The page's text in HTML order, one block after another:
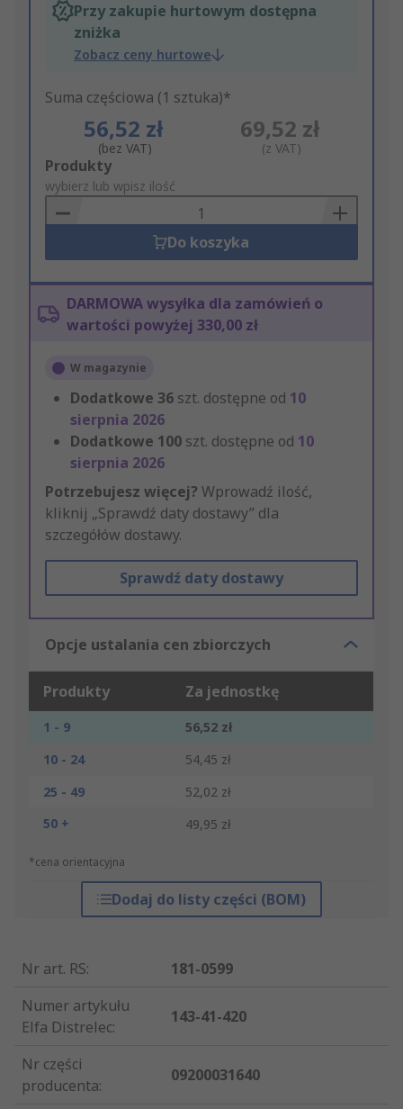
Przy zakupie hurtowym dostępna
zniżka
Zobacz ceny hurtowe
Suma częściowa (1 sztuka)*
56,52 zł
(bez VAT)
69,52 zł
(z VAT)
Add
to
Basket
Produkty
wybierz lub wpisz ilość
Do koszyka
DARMOWA wysyłka dla zamówień o
wartości powyżej 330,00 zł
W magazynie
Dodatkowe 36 szt. dostępne od 10
sierpnia 2026
Dodatkowe 100 szt. dostępne od 10
sierpnia 2026
Potrzebujesz więcej? Wprowadź ilość,
kliknij „Sprawdź daty dostawy” dla
szczegółów dostawy.
Sprawdź daty dostawy
Opcje ustalania cen zbiorczych
Produkty Za jednostkę
1 - 9
56,52 zł
10 - 24
54,45 zł
25 - 49
52,02 zł
50 +
49,95 zł
*cena orientacyjna
Dodaj do listy części (BOM)
Nr art. RS:
181-0599
Numer artykułu
Elfa Distrelec:
143-41-420
Nr części
producenta:
09200031640